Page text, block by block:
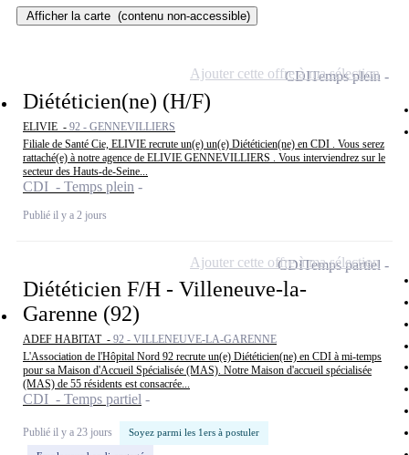
Afficher la carte (contenu non-accessible)
Diététicien(ne) (H/F)
ELIVIE - 92 - GENNEVILLIERS
Filiale de Santé Cie, ELIVIE recrute un(e) un(e) Diététicien(ne) en CDI . Vous serez
rattaché(e) à notre agence de ELIVIE GENNEVILLIERS . Vous interviendrez sur le
secteur des Hauts-de-Seine...
CDI - Temps plein
Publié il y a 2 jours
CDITemps plein
Ajouter cette offre à ma sélection
Diététicien F/H - Villeneuve-la-
Garenne (92)
ADEF HABITAT - 92 - VILLENEUVE-LA-GARENNE
L'Association de l'Hôpital Nord 92 recrute un(e) Diététicien(ne) en CDI à mi-temps
pour sa Maison d'Accueil Spécialisée (MAS). Notre Maison d'accueil spécialisée
(MAS) de 55 résidents est consacrée...
CDI - Temps partiel
Publié il y a 23 jours Soyez parmi les 1ers à postuler
CDITemps partiel
Ajouter cette offre à ma sélection